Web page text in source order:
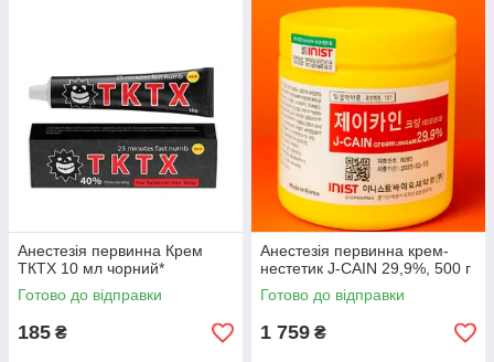
Анестезія первинна Крем
ТКТХ 10 мл чорний*
Готово до відправки
185 ₴
Анестезія первинна крем-
нестетик J-CAIN 29,9%, 500 г
Готово до відправки
1 759 ₴